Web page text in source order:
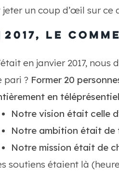
jeter un coup d’œil sur ce
2017, le
en janvier 2017,
pari ? Former 20
en téléprésentiel
Notre vision était celle
Notre ambition était de
Notre mission était de
soutiens étaient là